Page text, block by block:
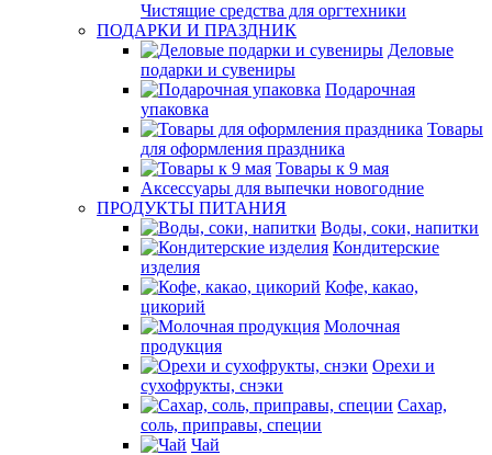
Чистящие средства для оргтехники
ПОДАРКИ И ПРАЗДНИК
Деловые
подарки и сувениры
Подарочная
упаковка
Товары
для оформления праздника
Товары к 9 мая
Аксессуары для выпечки новогодние
ПРОДУКТЫ ПИТАНИЯ
Воды, соки, напитки
Кондитерские
изделия
Кофе, какао,
цикорий
Молочная
продукция
Орехи и
сухофрукты, снэки
Сахар,
соль, приправы, специи
Чай